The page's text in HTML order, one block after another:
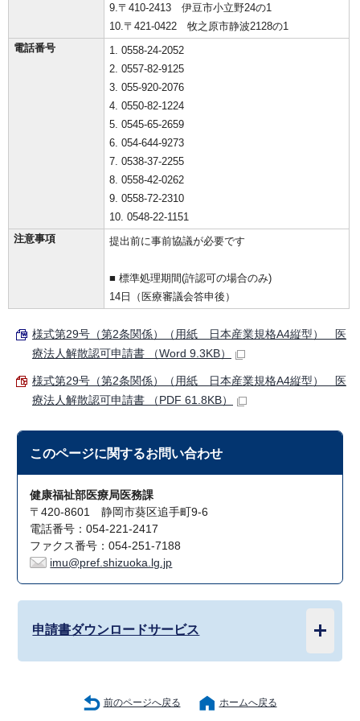
9.〒410-2413 伊豆市小立野24の1
10.〒421-0422 牧之原市静波2128の1
電話番号
1. 0558-24-2052
2. 0557-82-9125
3. 055-920-2076
4. 0550-82-1224
5. 0545-65-2659
6. 054-644-9273
7. 0538-37-2255
8. 0558-42-0262
9. 0558-72-2310
10. 0548-22-1151
注意事項
提出前に事前協議が必要です
■ 標準処理期間(許認可の場合のみ)
14日（医療審議会答申後）
様式第29号（第2条関係）（用紙 日本産業規格A4縦型） 医
療法人解散認可申請書 （Word 9.3KB）
様式第29号（第2条関係）（用紙 日本産業規格A4縦型） 医
療法人解散認可申請書 （PDF 61.8KB）
このページに関するお問い合わせ
健康福祉部医療局医務課
〒420-8601 静岡市葵区追手町9-6
電話番号：054-221-2417
ファクス番号：054-251-7188
imu@pref.shizuoka.lg.jp
申請書ダウンロードサービス
前のページへ戻る ホームへ戻る